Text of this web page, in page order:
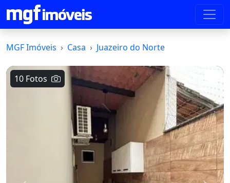
MGF Imóveis Casa Juazeiro do Norte
10 Fotos